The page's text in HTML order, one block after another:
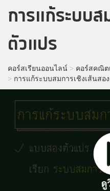
การแก้ระบบส
ตัวแปร
คอร์สเรียนออนไลน์ > คอร์สคณิต
> การแก้ระบบสมการเชิงเส้นสอ